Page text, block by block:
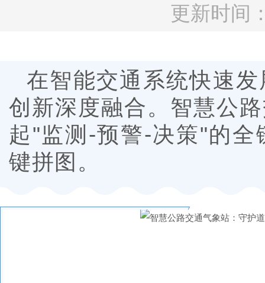
更新时间
在智能交通系统快速
创新深度融合。智慧公
起"监测-预警-决策"的全
键拼图。